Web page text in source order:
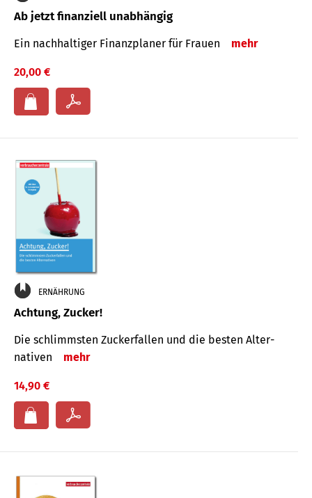
Ab jetzt finanziell unabhängig
Ein nachhaltiger Finanzplaner für Frauen mehr
20,00 €
ERNÄHRUNG
Achtung, Zucker!
Die schlimmsten Zucker­fallen und die besten Alter­
nativen
mehr
14,90 €